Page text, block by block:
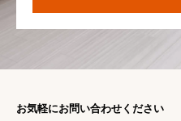
お気軽にお問い合わせください